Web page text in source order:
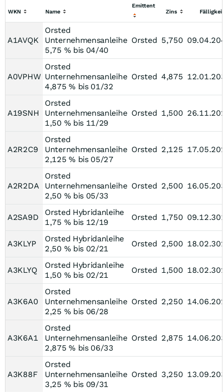
WKN Name
Emittent
Zins
A1AVQK
Orsted
Unternehmensanleihe
5,75 % bis 04/40
Orsted 5,750
A0VPHW
Orsted
Unternehmensanleihe
4,875 % bis 01/32
Orsted 4,875
A19SNH
Orsted
Unternehmensanleihe
1,50 % bis 11/29
Orsted 1,500
A2R2C9
Orsted
Unternehmensanleihe
2,125 % bis 05/27
Orsted 2,125
A2R2DA
Orsted
Unternehmensanleihe
2,50 % bis 05/33
Orsted 2,500
A2SA9D
Orsted Hybridanleihe
1,75 % bis 12/19
Orsted 1,750
A3KLYP
Orsted Hybridanleihe
2,50 % bis 02/21
Orsted 2,500
A3KLYQ
Orsted Hybridanleihe
1,50 % bis 02/21
Orsted 1,500
A3K6A0
Orsted
Unternehmensanleihe
2,25 % bis 06/28
Orsted 2,250
A3K6A1
Orsted
Unternehmensanleihe
2,875 % bis 06/33
Orsted 2,875
A3K88F
Orsted
Unternehmensanleihe
3,25 % bis 09/31
Orsted 3,250